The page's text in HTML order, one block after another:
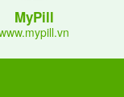
trong ngày hè,
đảm bảo sức
thấy hữu ích, hy
đình nhé !
MyPill